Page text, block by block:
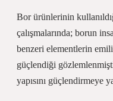
Bor ürünlerinin
çalışmalarında; borun
benzeri elementlerin
güçlendiği
yapısını güçlendirmeye